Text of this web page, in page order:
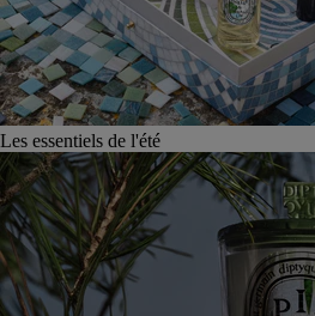
Les essentiels de l'été